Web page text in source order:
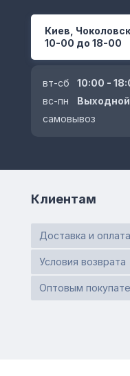
Киев,
10-00 до 18-00
вт-сб
10:00 -
вс-пн
Выходной
самовывоз
Клиентам
Доставка и оплата
Условия возврата
Оптовым